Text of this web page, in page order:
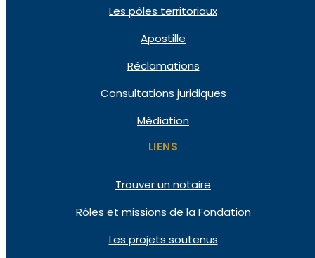
Les pôles territoriaux
Apostille
Réclamations
Consultations juridiques
Médiation
LIENS
Trouver un notaire
Rôles et missions de la Fondation
Les projets soutenus